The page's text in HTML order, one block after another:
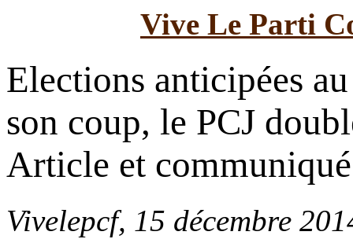
Vive Le Parti
Elections anticipées
son coup, le PCJ
Article et
Vivelepcf, 15 décembre